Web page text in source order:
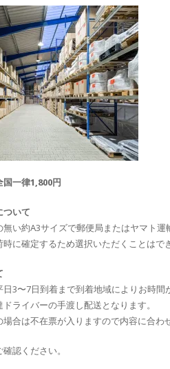
一律1,800円
ついて
い約A3サイズで郵便局またはヤマト運
に確定するため選択いただくことはで
3〜7日到着まで到着地域によりお時間
ライバーの手渡し配送となります。
合は不在票が入りますので内容に合わ
確認ください。